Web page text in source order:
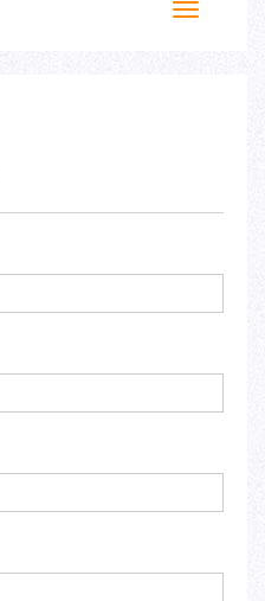
Toggle